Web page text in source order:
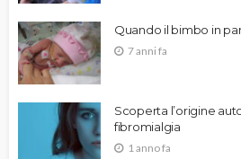
Quando il bimbo in
7 anni fa
Scoperta l’origine
fibromialgia
1 anno fa